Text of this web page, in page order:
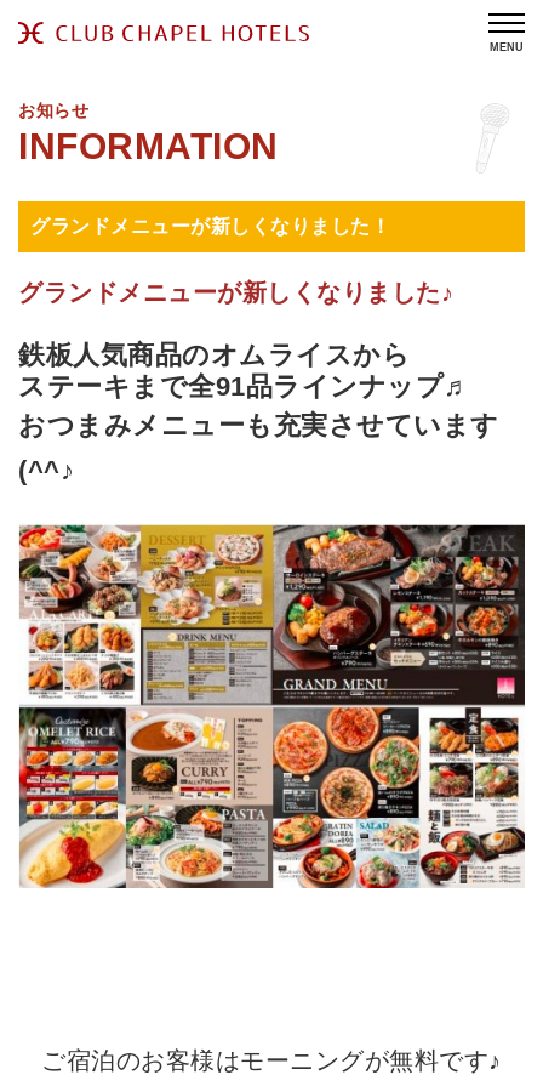
MENU
お知らせ
グランドメニューが新しくなりました！
グランドメニューが新しくなりました♪
鉄板人気商品のオムライスから
ステーキまで全91品ラインナップ♬
おつまみメニューも充実させています
(^^♪
ご宿泊のお客様はモーニングが無料です♪